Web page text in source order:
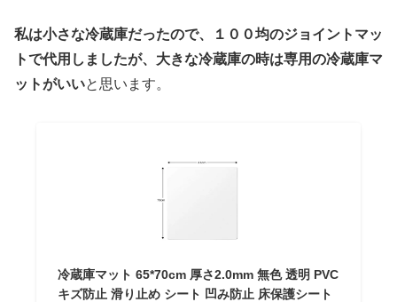
私は小さな冷蔵庫だったので、１００均のジョイントマッ
トで代用しましたが、大きな冷蔵庫の時は専用の冷蔵庫マ
ットがいいと思います。
冷蔵庫マット 65*70cm 厚さ2.0mm 無色 透明 PVC
キズ防止 滑り止め シート 凹み防止 床保護シート